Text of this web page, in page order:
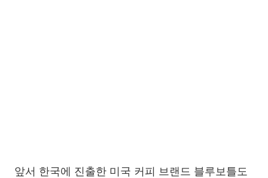
앞서 한국에 진출한 미국 커피 브랜드 블루보틀도